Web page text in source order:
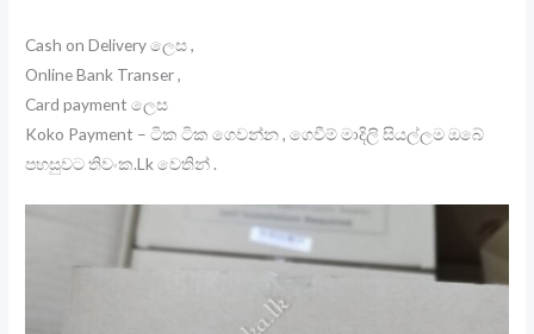
Cash on Delivery ලෙස ,
Online Bank Transer ,
Card payment ලෙස
Koko Payment – ටික ටික ගෙවන්න , ගෙවීම් මාදිලි සියල්ලම ඔබේ
පහසුවට තිවංක.Lk වෙතින් .